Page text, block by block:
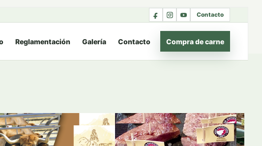
Contacto
Reglamentación Galería Contacto Compra de carne